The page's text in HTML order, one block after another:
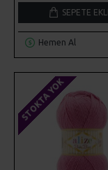
SEPETE
Hemen Al
STOKTA YOK